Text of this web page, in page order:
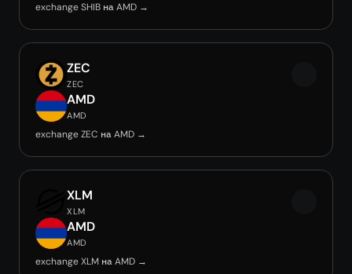
exchange SHIB на AMD →
ZEC
ZEC
AMD
AMD
exchange ZEC на AMD →
XLM
XLM
AMD
AMD
exchange XLM на AMD →